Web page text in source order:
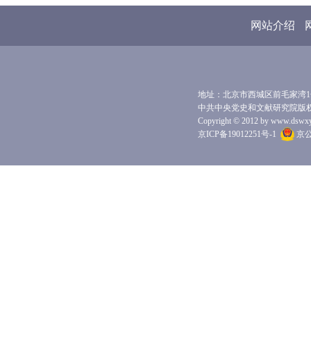
网站介绍
地址：北京市西城区前毛家湾
中共中央党史和文献研究院版
Copyright © 2012 by
京ICP备19012251号-1
京